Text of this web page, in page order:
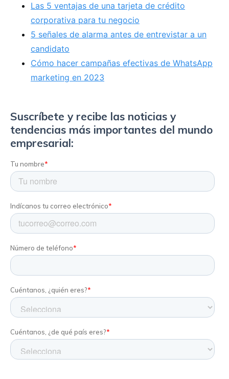
Las 5 ventajas de una tarjeta de crédito
corporativa para tu negocio
5 señales de alarma antes de entrevistar a un
candidato
Cómo hacer campañas efectivas de WhatsApp
marketing en 2023